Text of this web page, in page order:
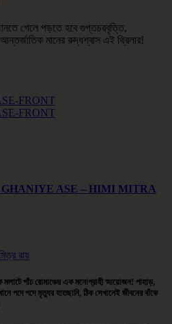
গেলে পড়তে হবে গুপ্তচরবৃত্তি,
মানের রুদ্ধশ্বাস এই থ্রিলার!
GHANIYE ASE – HIMI MITRA
রায়
পাঁচ রোমাঞ্চের এক মনোগ্রাহী আয়োজন! পাহাড়,
পদে পদে মৃত্যুর হাতছানি, ঠিক সেখানেই জীবনের বাঁকে